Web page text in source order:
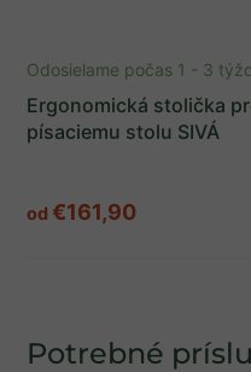
Ergonomická stolička
písaciemu stolu SIVÁ
Odosielame počas 1 - 3
od €161,90
Potrebné